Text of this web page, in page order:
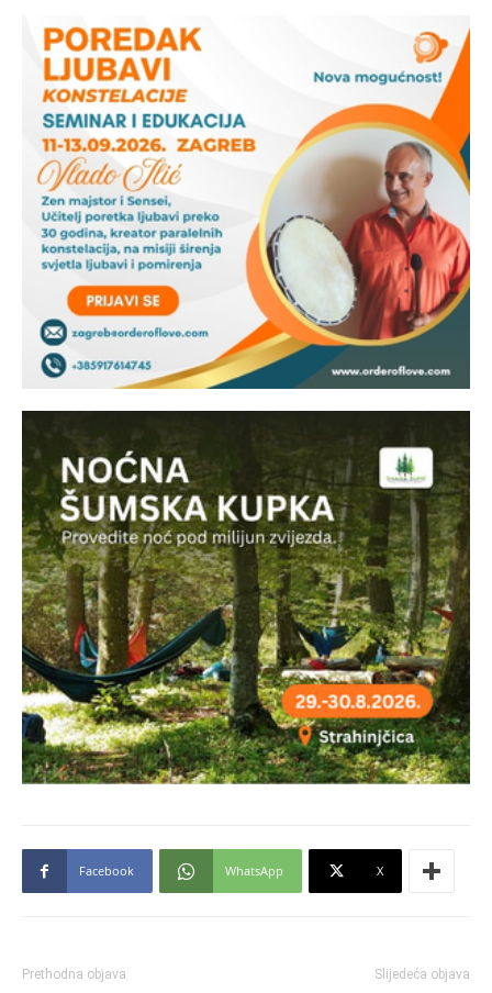
Facebook WhatsApp X
Prethodna objava Slijedeća objava